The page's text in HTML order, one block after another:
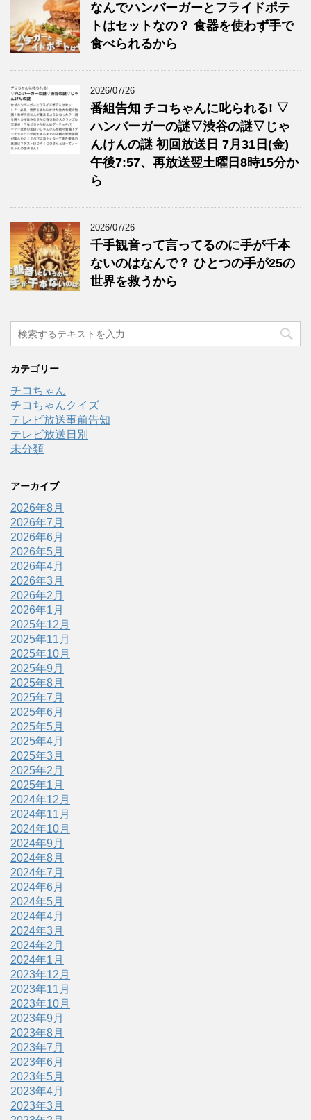
なんでハンバーガーとフライドポテ
トはセットなの？ 食器を使わず手で
食べられるから
2026/07/26
番組告知 チコちゃんに叱られる! ▽
ハンバーガーの謎▽渋谷の謎▽じゃ
んけんの謎 初回放送日 7月31日(金)
午後7:57、再放送翌土曜日8時15分か
ら
2026/07/26
千手観音って言ってるのに手が千本
ないのはなんで？ ひとつの手が25の
世界を救うから
カテゴリー
チコちゃん
チコちゃんクイズ
テレビ放送事前告知
テレビ放送日別
未分類
アーカイブ
2026年8月
2026年7月
2026年6月
2026年5月
2026年4月
2026年3月
2026年2月
2026年1月
2025年12月
2025年11月
2025年10月
2025年9月
2025年8月
2025年7月
2025年6月
2025年5月
2025年4月
2025年3月
2025年2月
2025年1月
2024年12月
2024年11月
2024年10月
2024年9月
2024年8月
2024年7月
2024年6月
2024年5月
2024年4月
2024年3月
2024年2月
2024年1月
2023年12月
2023年11月
2023年10月
2023年9月
2023年8月
2023年7月
2023年6月
2023年5月
2023年4月
2023年3月